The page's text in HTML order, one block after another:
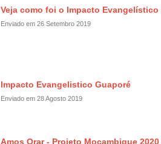
Veja como foi o Impacto Evangelístico
Enviado em 26 Setembro 2019
Impacto Evangelistico Guaporé
Enviado em 28 Agosto 2019
Amos Orar - Projeto Moçambique 2020